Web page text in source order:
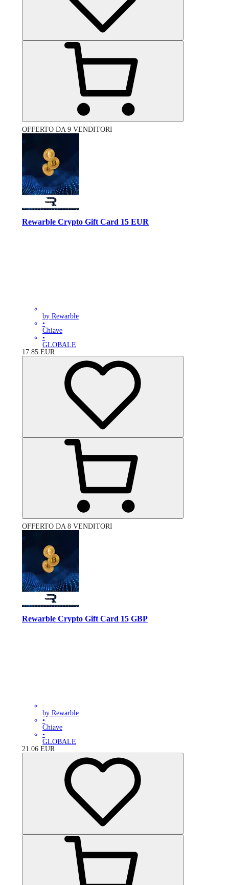
OFFERTO DA 9 VENDITORI
Rewarble Crypto Gift Card 15 EUR
by Rewarble
•
Chiave
•
GLOBALE
17.85 EUR
OFFERTO DA 8 VENDITORI
Rewarble Crypto Gift Card 15 GBP
by Rewarble
•
Chiave
•
GLOBALE
21.06 EUR